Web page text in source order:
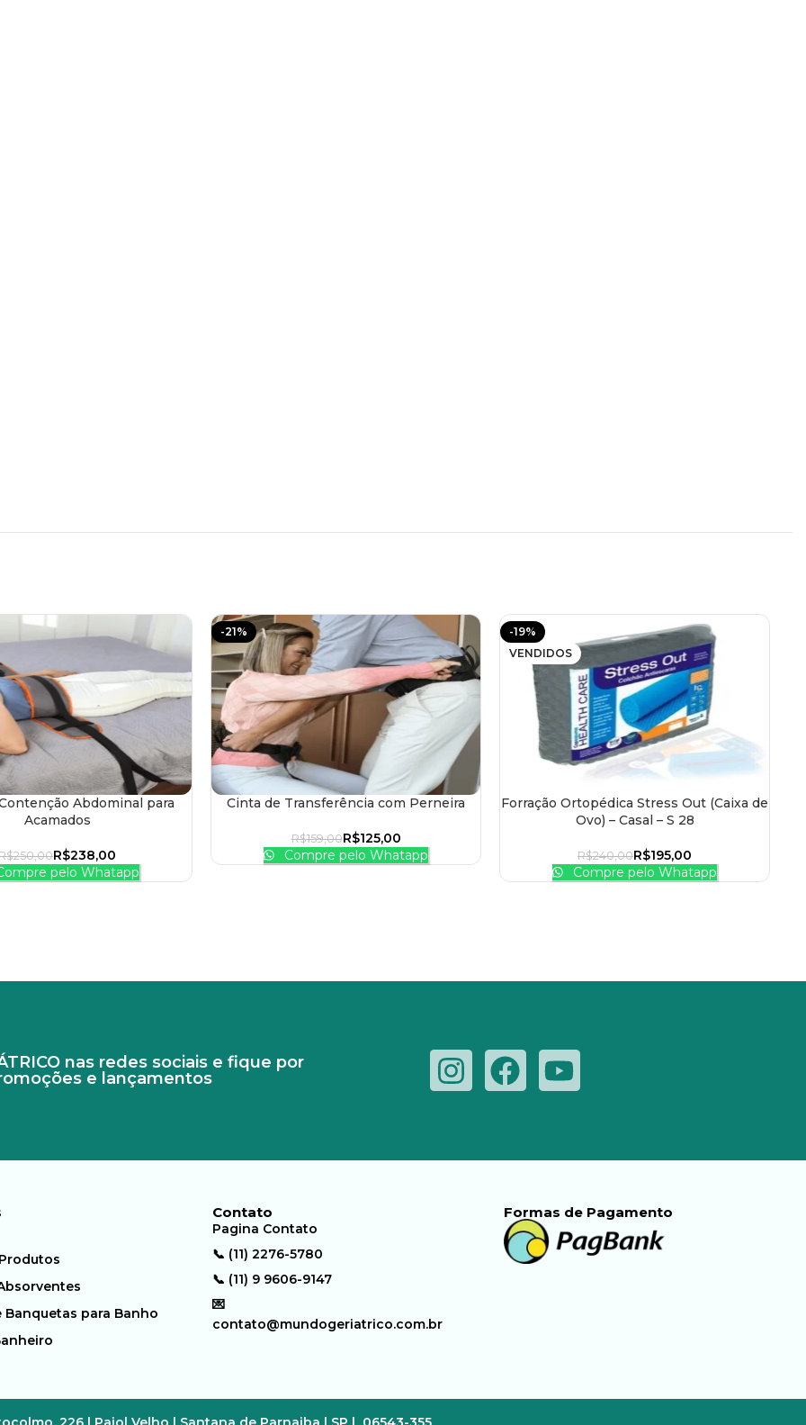
CARRINHOAbdominal para
Acamados
250,00R$238,00
pelo Whatapp
-21%
ADICIONAR AO CARRINHO
Cinta de Transferência com Perneira
R$159,00R$125,00
Compre pelo Whatapp
-19%
VENDIDOS
LER MAIS
Forração Ortopédica Stress Out (Caixa de
Ovo) – Casal – S 28
R$240,00R$195,00
Compre pelo Whatapp
nas redes sociais e fique por
e lançamentos
Banquetas para Banho
Contato
Pagina Contato
📞 (11) 2276-5780
📞 (11) 9 9606-9147
💌
contato@mundogeriatrico.com.br
Formas de Pagamento